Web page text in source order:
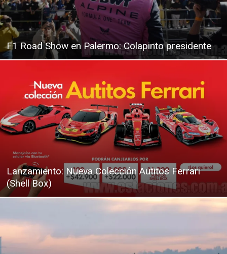
F1 Road Show en Palermo: Colapinto presidente
Lanzamiento: Nueva Colección Autitos Ferrari
(Shell Box)